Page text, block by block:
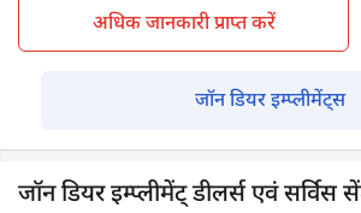
अधिक जानकारी प्राप्त करें
जॉन डियर इम्प्लीमेंट्स
जॉन डियर इम्प्लीमेंट् डीलर्स एवं सर्विस